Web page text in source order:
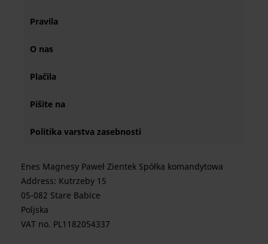
Pravila
O nas
Plačila
Pišite na
Politika varstva zasebnosti
Enes Magnesy Paweł Zientek Spółka komandytowa
Address: Kutrzeby 15
05-082 Stare Babice
Poljska
VAT no. PL1182054337